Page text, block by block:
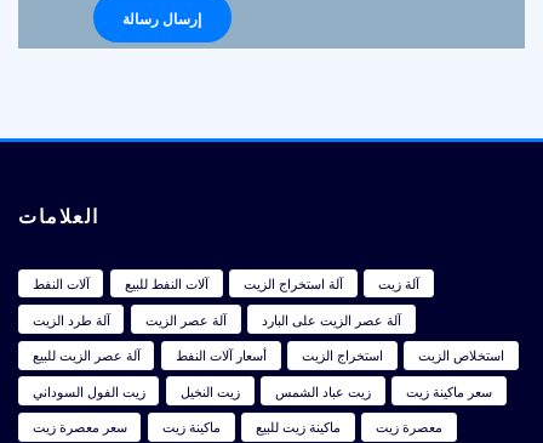
العلامات
آلات النفط آلات النفط للبيع آلة استخراج الزيت
آلة زيت
آلة طرد الزيت
آلة عصر الزيت
آلة عصر الزيت على البارد
آلة عصر الزيت للبيع
أسعار آلات النفط استخراج الزيت
استخلاص الزيت
زيت الفول السوداني
زيت النخيل زيت عباد الشمس
سعر ماكينة زيت
سعر معصرة زيت
ماكينة زيت ماكينة زيت للبيع
معصرة زيت